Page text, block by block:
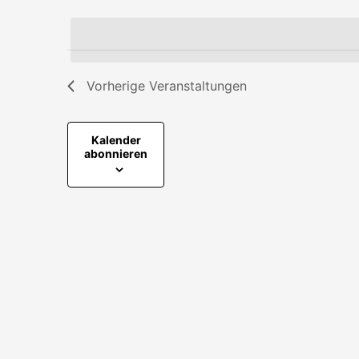
Vorherige Veranstaltungen
Kalender
abonnieren